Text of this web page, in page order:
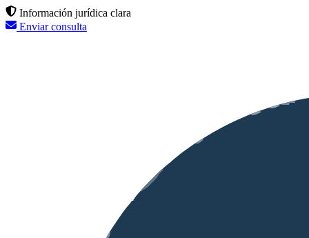
Información jurídica clara
Enviar consulta